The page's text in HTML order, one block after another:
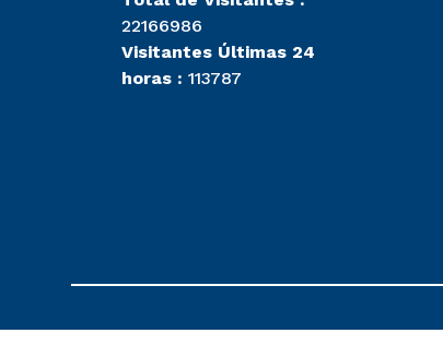
22166986
Visitantes Últimas 24
horas : 113787